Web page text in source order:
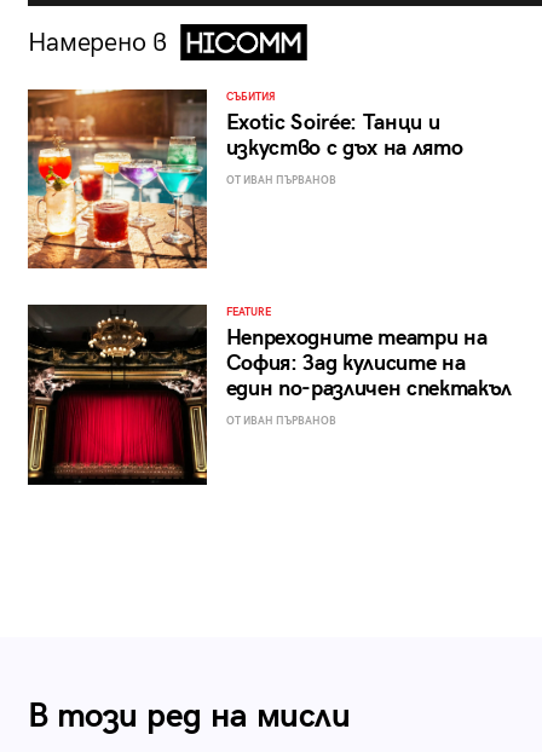
Намерено в
СЪБИТИЯ
Exotic Soirée: Танци и
изкуство с дъх на лято
ОТ ИВАН ПЪРВАНОВ
FEATURE
Непреходните театри на
София: Зад кулисите на
един по-различен спектакъл
ОТ ИВАН ПЪРВАНОВ
В този ред на мисли